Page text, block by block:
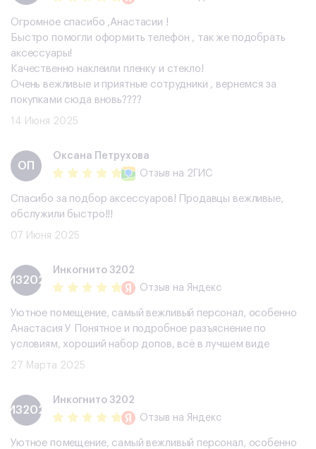
Огромное спасибо ,Анастасии !
Быстро помогли оформить телефон , так же подобрать
аксессуары!
Качественно наклеили пленку и стекло!
Очень вежливые и приятные сотрудники , вернемся за
покупками сюда вновь????
14 Июня 2025
​ОП
​Оксана Петрухова
Отзыв на 2ГИС
Спасибо за подбор аксессуаров! Продавцы вежливые,
обслужили быстро!!!
07 Июня 2025
И3202
Инкогнито 3202
Отзыв на Яндекс
Уютное помещение, самый вежливый персонал, особенно
Анастасия У Понятное и подробное разъяснение по
условиям, хороший набор допов, всë в лучшем виде
27 Марта 2025
И3202
Инкогнито 3202
Отзыв на Яндекс
Уютное помещение, самый вежливый персонал, особенно